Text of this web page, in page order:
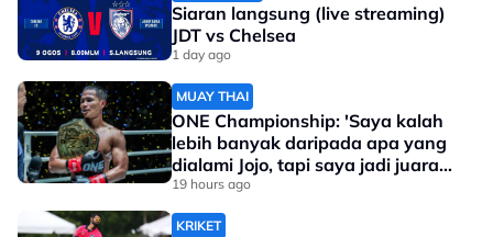
Siaran langsung (live streaming)
JDT vs Chelsea
1 day ago
MUAY THAI
ONE Championship: 'Saya kalah
lebih banyak daripada apa yang
dialami Jojo, tapi saya jadi juara
dunia'
19 hours ago
KRIKET